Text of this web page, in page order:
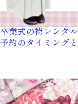
卒業式の袴レンタ
予約のタイミング